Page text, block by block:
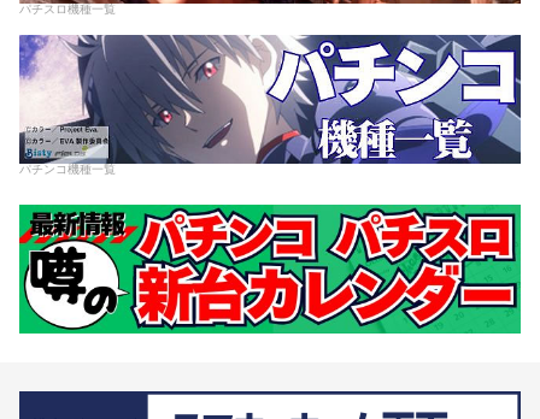
パチスロ機種一覧
パチンコ機種一覧